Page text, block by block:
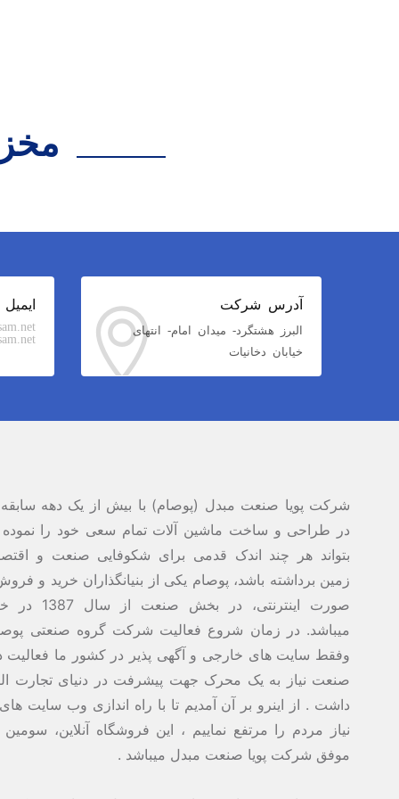
مخزن
آدرس شرکت
البرز هشتگرد- میدان امام- انتهای
خیابان دخانیات
ایمیل
شرکت پویا صنعت مبدل (پوصام) با بیش از یک دهه
در طراحی و ساخت ماشین آلات تمام سعی خود را
بتواند هر چند اندک قدمی برای شکوفایی صنعت و
زمین برداشته باشد، پوصام یکی از بنیانگذاران خرید و
صورت اینترنتی، در
میباشد. در زمان شروع فعالیت شرکت گروه صنعتی
وفقط سایت های خارجی و آگهی پذیر در کشور ما فعالیت
صنعت نیاز به یک محرک جهت پیشرفت در دنیای تجارت
داشت . از اینرو بر آن آمدیم تا با راه اندازی وب سایت
نیاز مردم را مرتفع نماییم ، این فروشگاه آنلاین،
موفق شرکت پویا صنعت مبدل میباشد .